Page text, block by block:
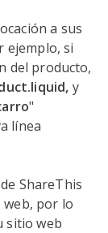
a sus
ejemplo, si
del producto,
y
"
línea
ShareThis
web, por lo
sitio web